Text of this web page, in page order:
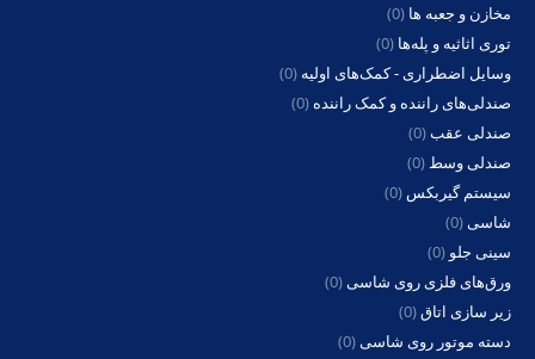
مخازن و جعبه ها (0)
توری اثاثیه و پله‌ها (0)
وسایل اضطراری - کمک‌های اولیه (0)
صندلی‌های راننده و کمک راننده (0)
صندلی عقب(0)
صندلی وسط (0)
سیستم گیربکس (0)
شاسی(0)
سینی جلو (0)
ورق‌های فلزی روی شاسی(0)
زیر سازی اتاق(0)
دسته موتور روی شاسی(0)